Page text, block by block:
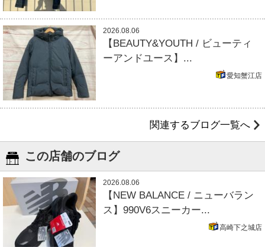
2026.08.06
【BEAUTY&YOUTH / ビューティ
ーアンドユース】...
愛知蟹江店
関連するブログ一覧へ
この店舗のブログ
2026.08.06
【NEW BALANCE / ニューバラン
ス】990V6スニーカー...
高崎下之城店